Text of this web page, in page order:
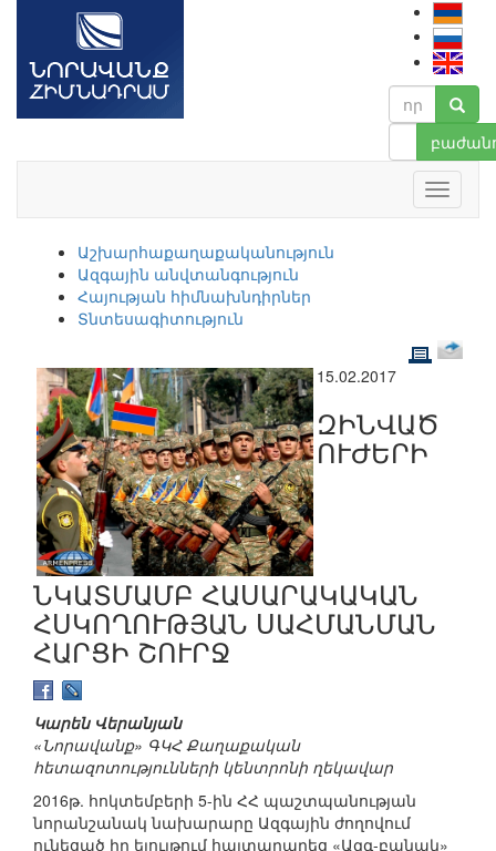
Աշխարհաքաղաքականություն
Ազգային անվտանգություն
Հայության հիմնախնդիրներ
Տնտեսագիտություն
15.02.2017
ԶԻՆՎԱԾ
ՈՒԺԵՐԻ
ՆԿԱՏՄԱՄԲ ՀԱՍԱՐԱԿԱԿԱՆ
ՀՍԿՈՂՈՒԹՅԱՆ ՍԱՀՄԱՆՄԱՆ
ՀԱՐՑԻ ՇՈՒՐՋ
Կարեն Վերանյան
«Նորավանք» ԳԿՀ Քաղաքական
հետազոտությունների կենտրոնի ղեկավար
2016թ. հոկտեմբերի 5-ին ՀՀ պաշտպանության
նորանշանակ նախարարը Ազգային ժողովում
ունեցած իր ելույթում հայտարարեց «Ազգ-բանակ»